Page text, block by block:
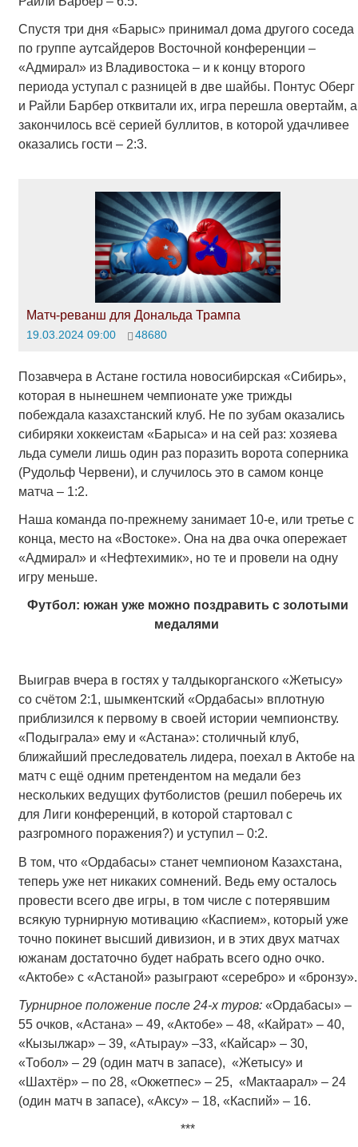
Спустя три дня «Барыс» принимал дома другого соседа
по группе аутсайдеров Восточной конференции –
«Адмирал» из Владивостока – и к концу второго
периода уступал с разницей в две шайбы. Понтус Оберг
и Райли Барбер отквитали их, игра перешла овертайм, а
закончилось всё серией буллитов, в которой удачливее
оказались гости – 2:3.
Матч-реванш для Дональда Трампа
19.03.2024 09:00 48680
Позавчера в Астане гостила новосибирская «Сибирь»,
которая в нынешнем чемпионате уже трижды
побеждала казахстанский клуб. Не по зубам оказались
сибиряки хоккеистам «Барыса» и на сей раз: хозяева
льда сумели лишь один раз поразить ворота соперника
(Рудольф Червени), и случилось это в самом конце
матча – 1:2.
Наша команда по-прежнему занимает 10-е, или третье с
конца, место на «Востоке». Она на два очка опережает
«Адмирал» и «Нефтехимик», но те и провели на одну
игру меньше.
Футбол: южан уже можно поздравить с золотыми
медалями
Выиграв вчера в гостях у талдыкорганского «Жетысу»
со счётом 2:1, шымкентский «Ордабасы» вплотную
приблизился к первому в своей истории чемпионству.
«Подыграла» ему и «Астана»: столичный клуб,
ближайший преследователь лидера, поехал в Актобе на
матч с ещё одним претендентом на медали без
нескольких ведущих футболистов (решил поберечь их
для Лиги конференций, в которой стартовал с
разгромного поражения?) и уступил – 0:2.
В том, что «Ордабасы» станет чемпионом Казахстана,
теперь уже нет никаких сомнений. Ведь ему осталось
провести всего две игры, в том числе с потерявшим
всякую турнирную мотивацию «Каспием», который уже
точно покинет высший дивизион, и в этих двух матчах
южанам достаточно будет набрать всего одно очко.
«Актобе» с «Астаной» разыграют «серебро» и «бронзу».
Турнирное положение после 24-х туров:«Ордабасы» –
55 очков, «Астана» – 49, «Актобе» – 48, «Кайрат» – 40,
«Кызылжар» – 39, «Атырау» –33, «Кайсар» – 30,
«Тобол» – 29 (один матч в запасе), «Жетысу» и
«Шахтёр» – по 28, «Окжетпес» – 25, «Мактаарал» – 24
(один матч в запасе), «Аксу» – 18, «Каспий» – 16.
***